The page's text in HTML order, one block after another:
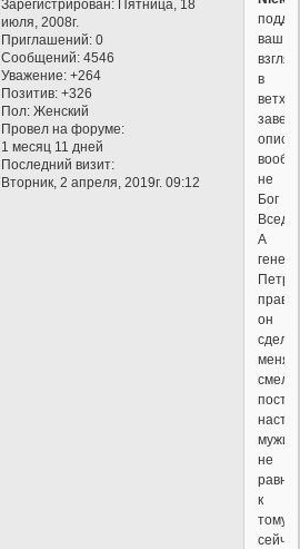
Зарегистрирован: Пятница, 18
июля, 2008г.
Приглашений: 0
Сообщений: 4546
Уважение: +264
Позитив: +326
Пол: Женский
Провел на форуме:
1 месяц 11 дней
Последний визит:
Вторник, 2 апреля, 2019г. 09:12
ваш
в
завете
не
Бог
А
он
меня
не
к
сейчас